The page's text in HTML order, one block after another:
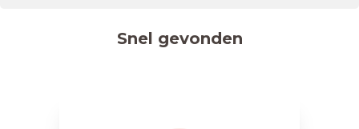
Snel gevonden